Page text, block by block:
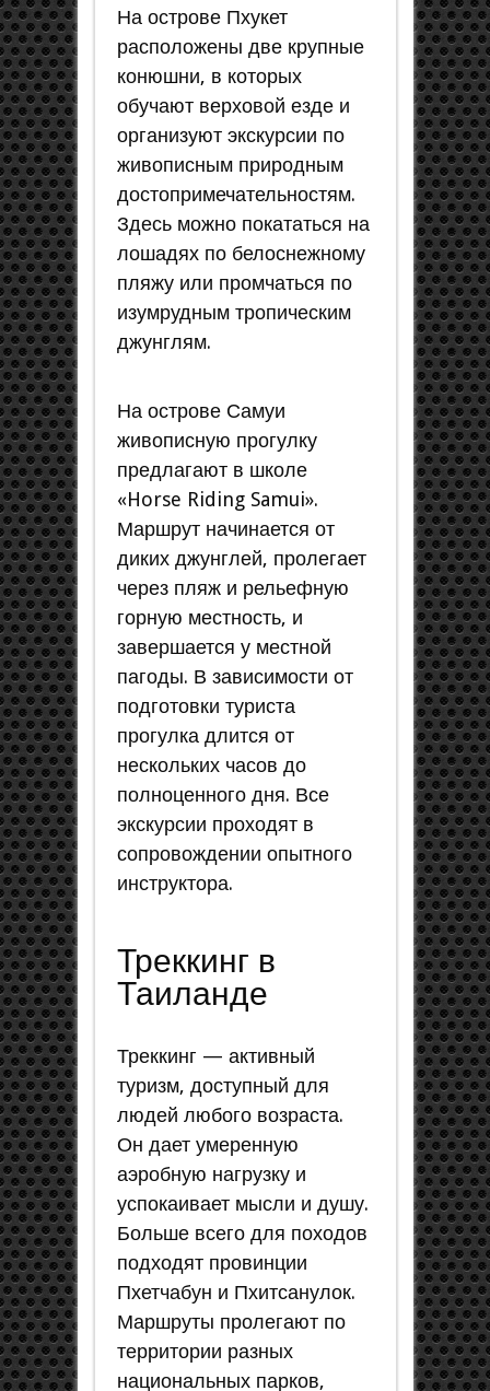
На острове Пхукет
расположены две крупные
конюшни, в которых
обучают верховой езде и
организуют экскурсии по
живописным природным
достопримечательностям.
Здесь можно покататься на
лошадях по белоснежному
пляжу или промчаться по
изумрудным тропическим
джунглям.
На острове Самуи
живописную прогулку
предлагают в школе
«Horse Riding Samui».
Маршрут начинается от
диких джунглей, пролегает
через пляж и рельефную
горную местность, и
завершается у местной
пагоды. В зависимости от
подготовки туриста
прогулка длится от
нескольких часов до
полноценного дня. Все
экскурсии проходят в
сопровождении опытного
инструктора.
Треккинг в
Таиланде
Треккинг — активный
туризм, доступный для
людей любого возраста.
Он дает умеренную
аэробную нагрузку и
успокаивает мысли и душу.
Больше всего для походов
подходят провинции
Пхетчабун и Пхитсанулок.
Маршруты пролегают по
территории разных
национальных парков,